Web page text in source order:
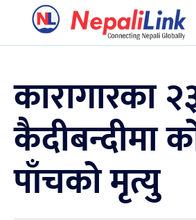
कारागारका
कैदीबन्दीमा
पाँचको मृत्यु